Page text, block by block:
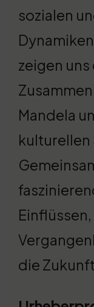
sozialen
zeigen
Mandela
kulturellen
die